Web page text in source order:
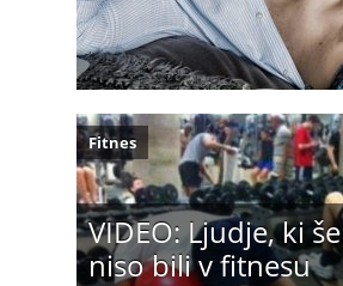
VIDEO: Ljudje, ki
niso bili v fitnesu
Fitnes